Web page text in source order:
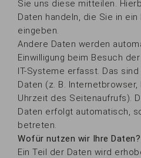
Sie uns diese mitteilen.
Daten handeln, die Sie in
eingeben.
Andere Daten werden
Einwilligung beim Besuch
IT-Systeme erfasst. Das
Daten (z. B.
Uhrzeit des Seitenaufrufs).
Daten erfolgt automatisch,
betreten.
Wofür nutzen wir Ihre Daten?
Ein Teil der Daten wird